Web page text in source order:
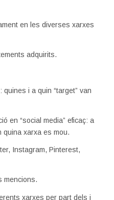
en les diverses xarxes
adquirits.
i a quin “target” van
en “social media” eficaç: a
quina xarxa es mou.
Instagram, Pinterest,
mencions.
xarxes per part dels i